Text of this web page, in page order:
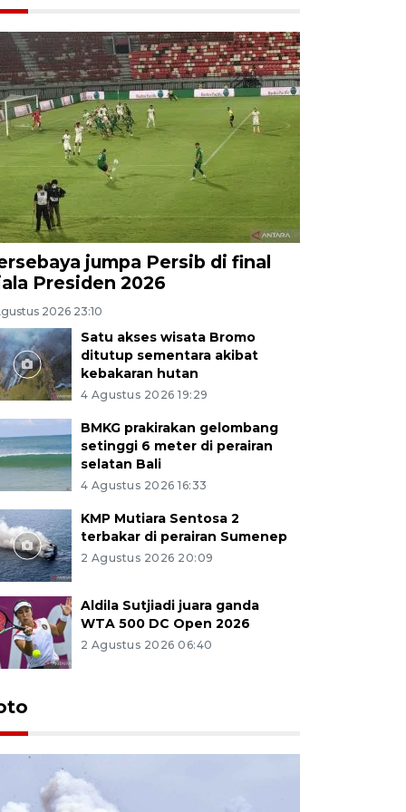
jumpa Persib di final
Presiden 2026
2026 23:10
Satu akses wisata Bromo
ditutup sementara akibat
kebakaran hutan
4 Agustus 2026 19:29
BMKG prakirakan gelombang
setinggi 6 meter di perairan
selatan Bali
4 Agustus 2026 16:33
KMP Mutiara Sentosa 2
terbakar di perairan Sumenep
2 Agustus 2026 20:09
Aldila Sutjiadi juara ganda
WTA 500 DC Open 2026
2 Agustus 2026 06:40